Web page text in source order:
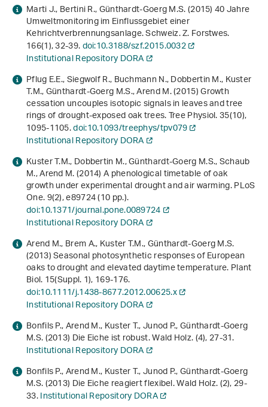
Marti J., Bertini R., Günthardt-Goerg M.S. (2015) 40 Jahre
Umweltmonitoring im Einflussgebiet einer
Kehrichtverbrennungsanlage. Schweiz. Z. Forstwes.
166(1), 32-39.doi:10.3188/szf.2015.0032
Institutional Repository DORA
Pflug E.E., Siegwolf R., Buchmann N., Dobbertin M., Kuster
T.M., Günthardt-Goerg M.S., Arend M. (2015) Growth
cessation uncouples isotopic signals in leaves and tree
rings of drought-exposed oak trees. Tree Physiol.35(10),
1095-1105.doi:10.1093/treephys/tpv079
Institutional Repository DORA
Kuster T.M., Dobbertin M., Günthardt-Goerg M.S., Schaub
M., Arend M. (2014) A phenological timetable of oak
growth under experimental drought and air warming. PLoS
One.9(2), e89724 (10 pp.).
doi:10.1371/journal.pone.0089724
Institutional Repository DORA
Arend M., Brem A., Kuster T.M., Günthardt-Goerg M.S.
(2013) Seasonal photosynthetic responses of European
oaks to drought and elevated daytime temperature. Plant
Biol.15(Suppl. 1), 169-176.
doi:10.1111/j.1438-8677.2012.00625.x
Institutional Repository DORA
Bonfils P., Arend M., Kuster T., Junod P., Günthardt-Goerg
M.S. (2013) Die Eiche ist robust. Wald Holz. (4), 27-31.
Institutional Repository DORA
Bonfils P., Arend M., Kuster T., Junod P., Günthardt-Goerg
M.S. (2013) Die Eiche reagiert flexibel. Wald Holz. (2), 29-
33.Institutional Repository DORA